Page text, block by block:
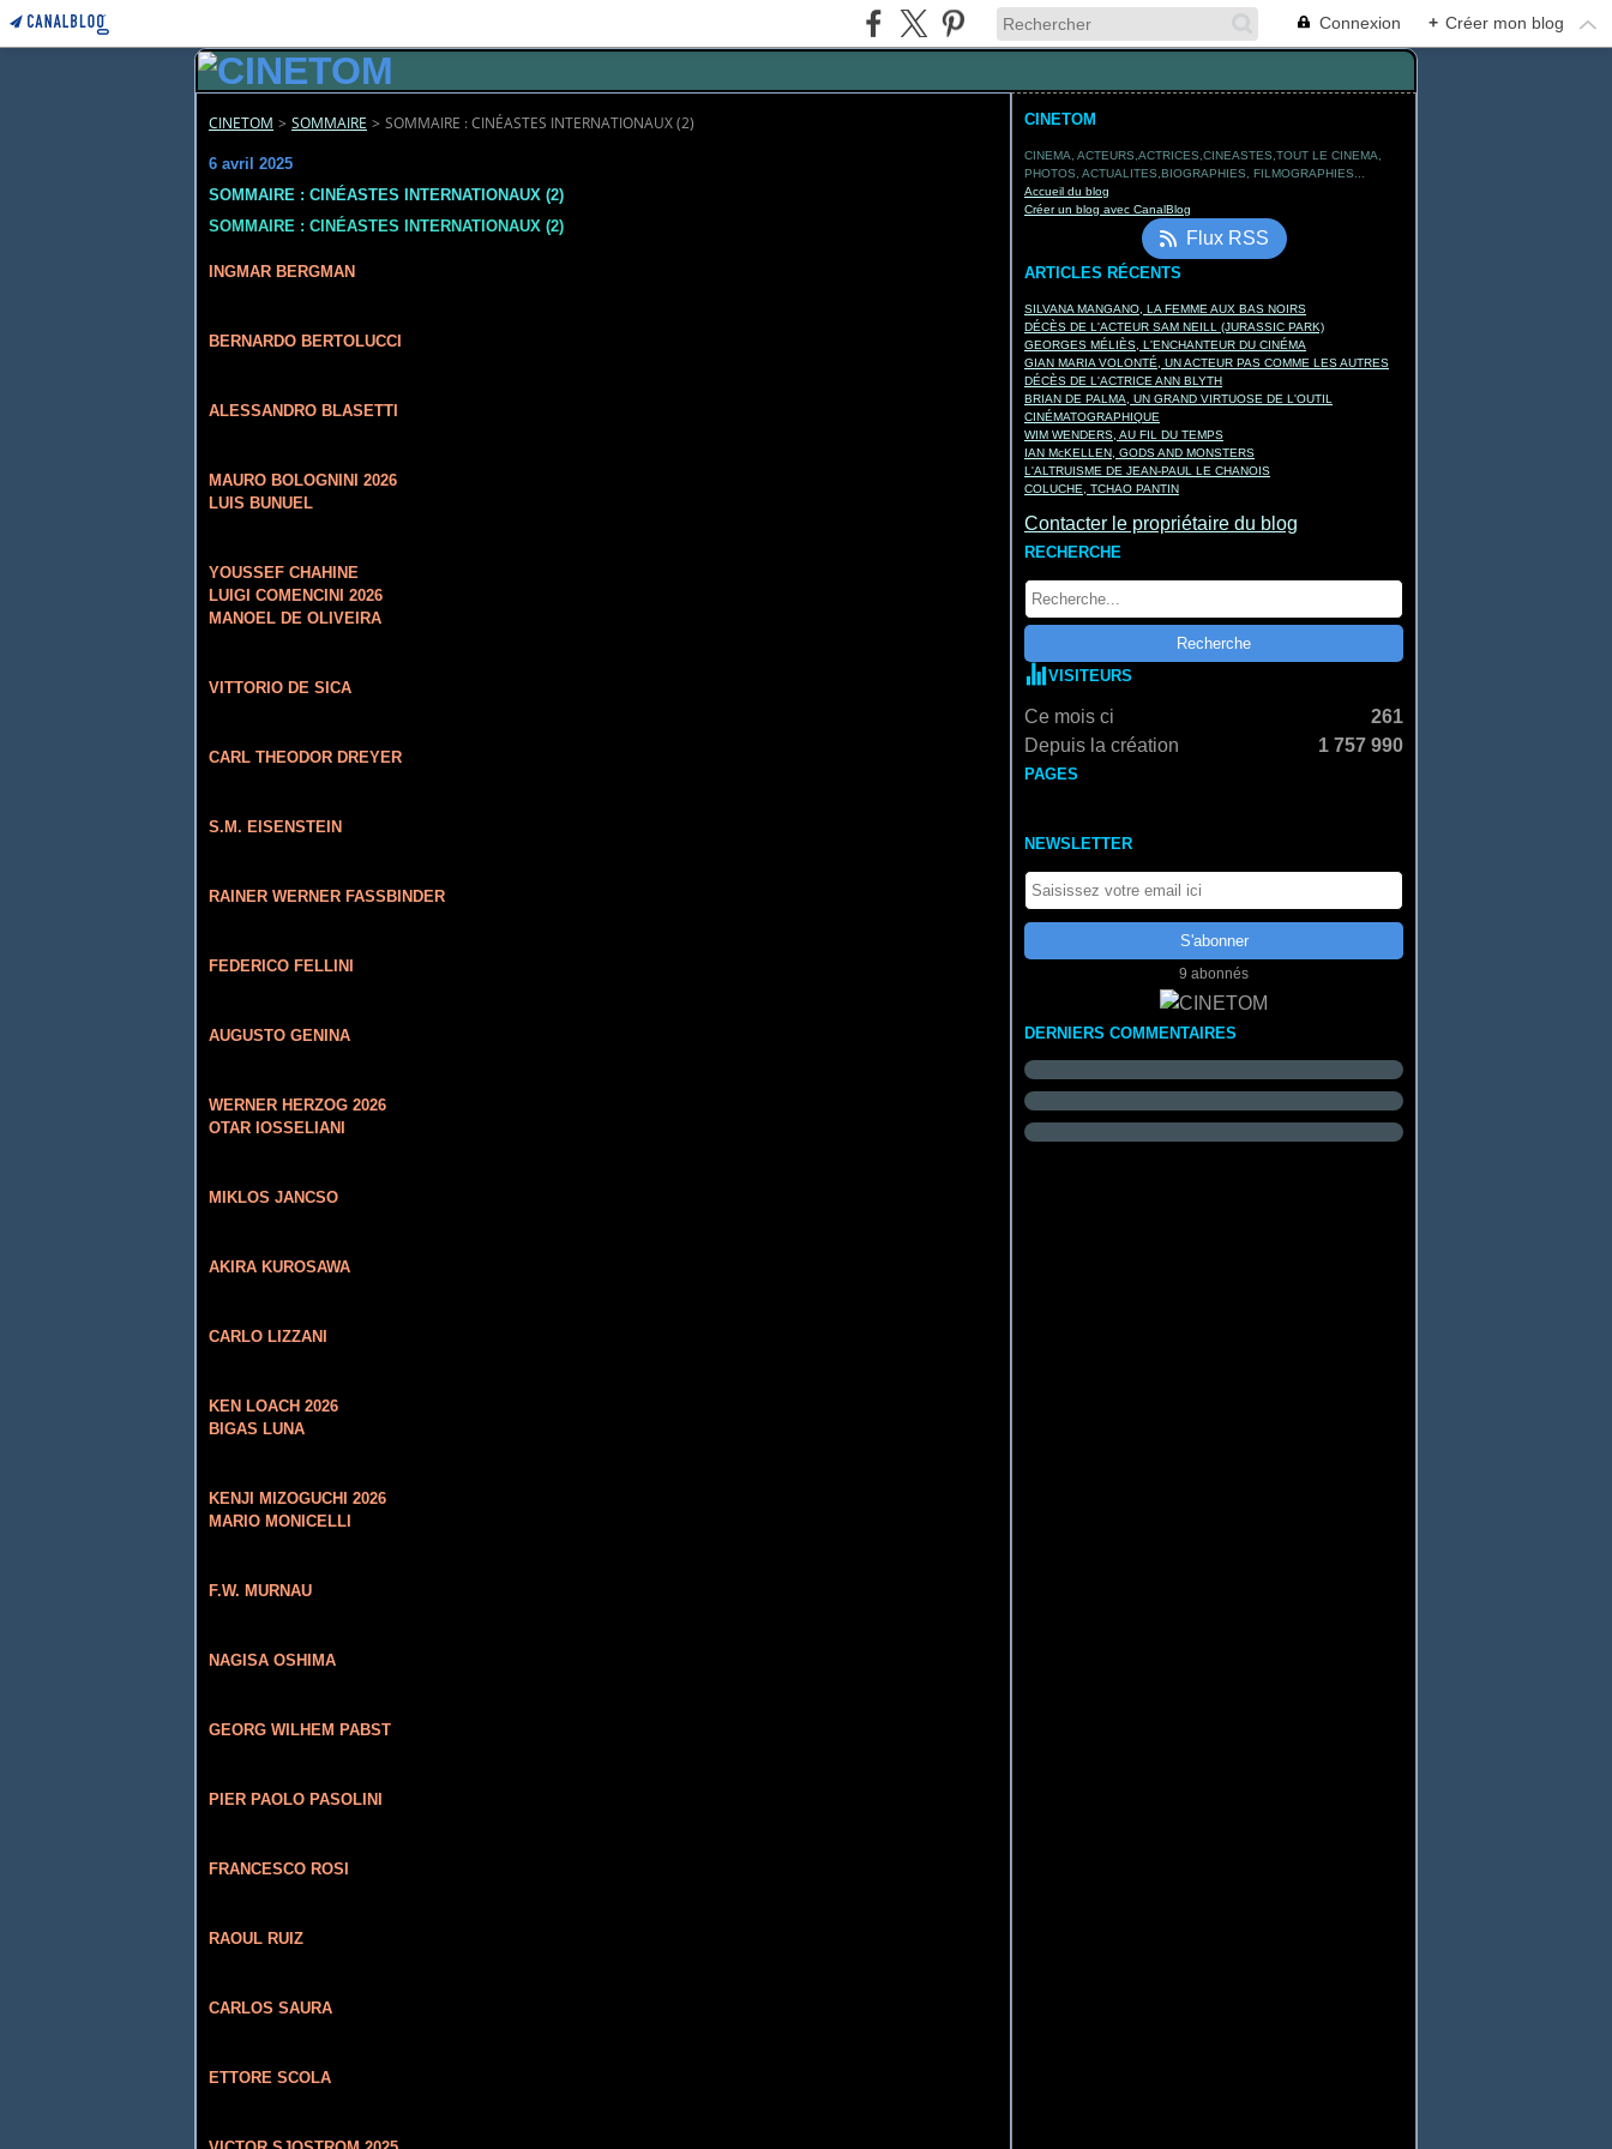
Connexion + Créer mon blog
CINETOM > SOMMAIRE > SOMMAIRE : CINÉASTES INTERNATIONAUX (2)
6 avril 2025
SOMMAIRE : CINÉASTES INTERNATIONAUX (2)
SOMMAIRE : CINÉASTES INTERNATIONAUX (2)
INGMAR BERGMAN
BERNARDO BERTOLUCCI
ALESSANDRO BLASETTI
MAURO BOLOGNINI 2026
LUIS BUNUEL
YOUSSEF CHAHINE
LUIGI COMENCINI 2026
MANOEL DE OLIVEIRA
VITTORIO DE SICA
CARL THEODOR DREYER
S.M. EISENSTEIN
RAINER WERNER FASSBINDER
FEDERICO FELLINI
AUGUSTO GENINA
WERNER HERZOG 2026
OTAR IOSSELIANI
MIKLOS JANCSO
AKIRA KUROSAWA
CARLO LIZZANI
KEN LOACH 2026
BIGAS LUNA
KENJI MIZOGUCHI 2026
MARIO MONICELLI
F.W. MURNAU
NAGISA OSHIMA
GEORG WILHEM PABST
PIER PAOLO PASOLINI
FRANCESCO ROSI
RAOUL RUIZ
CARLOS SAURA
ETTORE SCOLA
CINETOM
CINEMA, ACTEURS,ACTRICES,CINEASTES,TOUT LE CINEMA,
PHOTOS, ACTUALITES,BIOGRAPHIES, FILMOGRAPHIES...
Accueil du blog
Créer un blog avec CanalBlog
Flux RSS
ARTICLES RÉCENTS
SILVANA MANGANO, LA FEMME AUX BAS NOIRS
DÉCÈS DE L'ACTEUR SAM NEILL (JURASSIC PARK)
GEORGES MÉLIÈS, L'ENCHANTEUR DU CINÉMA
GIAN MARIA VOLONTÉ, UN ACTEUR PAS COMME LES AUTRES
DÉCÈS DE L'ACTRICE ANN BLYTH
BRIAN DE PALMA, UN GRAND VIRTUOSE DE L'OUTIL
CINÉMATOGRAPHIQUE
WIM WENDERS, AU FIL DU TEMPS
IAN McKELLEN, GODS AND MONSTERS
L'ALTRUISME DE JEAN-PAUL LE CHANOIS
COLUCHE, TCHAO PANTIN
Contacter le propriétaire du blog
RECHERCHE
VISITEURS
Ce mois ci
261
Depuis la création
1 757 990
PAGES
NEWSLETTER
9 abonnés
DERNIERS COMMENTAIRES